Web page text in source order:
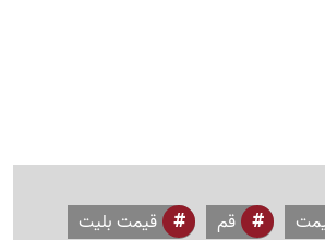
قم
قیمت بلیت